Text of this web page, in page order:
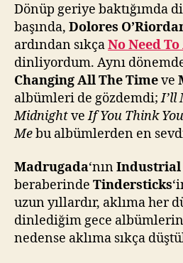
Dönüp geriye baktığımda
başında, Dolores
ardından sıkçaNo Need
dinliyordum. Aynı
Changing All The Timeve
albümleri de gözdemdi;I’ll
MidnightveIf You Think
Mebu albümlerden en
Madrugada‘nınIndustrial
beraberinde Tindersticks
uzun yıllardır, aklıma her
dinlediğim gece
nedense aklıma sıkça